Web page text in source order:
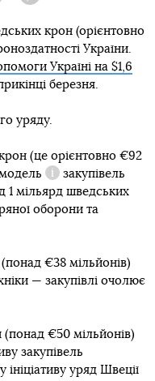
крон (орієнтовно
України.
Україні на $1,6
березня.
уряду.
(це орієнтовно €92
Довідка
закупівель
1 мільярд шведських
оборони та
€38 мільйонів)
— закупівлі очолює
€50 мільйонів)
закупівель
уряд Швеції